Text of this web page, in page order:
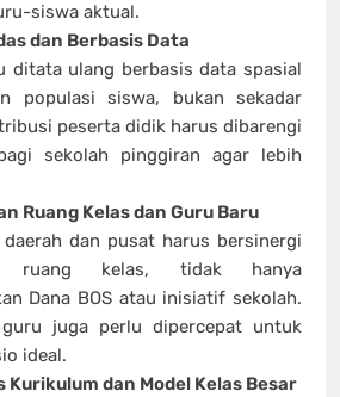
siswa aktual.
dan Berbasis Data
ditata ulang berbasis data spasial
populasi siswa, bukan sekadar
peserta didik harus dibarengi
sekolah pinggiran agar lebih
Ruang Kelas dan Guru Baru
daerah dan pusat harus bersinergi
ruang kelas, tidak hanya
Dana BOS atau inisiatif sekolah.
guru juga perlu dipercepat untuk
ideal.
Kurikulum dan Model Kelas Besar